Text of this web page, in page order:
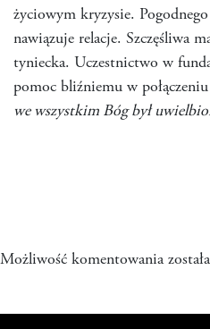
życiowym kryzysie.
nawiązuje relacje. Szczęśliwa
tyniecka. Uczestnictwo w
pomoc bliźniemu w
we wszystkim Bóg był
Możliwość komentowania została